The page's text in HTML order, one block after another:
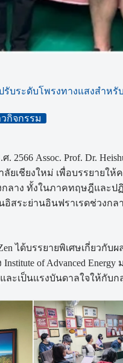
บระดับโพรงทางแสงสำห
กิจกรรม
2566 Assoc. Prof. Dr.
ยเชียงใหม่ เพื่อบรรยายให้
กลาง ทั้งในภาคทฤษฎีและ
อิสระย่านอินฟราเรดช่วง
ได้บรรยายพิเศษเกี่ยว
of Advanced
ละเป็นแรงบันดาลใจให้กับ